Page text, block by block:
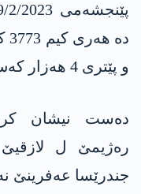
و پێتری 4 هه‌زار كه‌س ژی بریندار بوونه‌.
ده‌ست نیشان كر،
ره‌ژیمێ ل
جندرێسا عه‌فرینێ